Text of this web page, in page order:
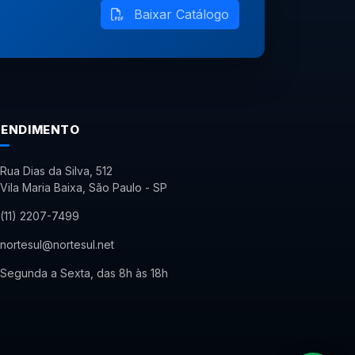
Baixar Catálogo
Rua Dias da Silva, 512
Vila Maria Baixa, São Paulo - SP
(11) 2207-7499
nortesul@nortesul.net
Segunda a Sexta, das 8h às 18h